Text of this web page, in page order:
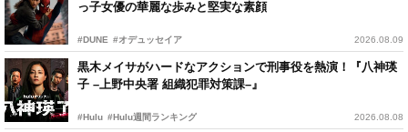
っ子女優の華麗な歩みと堅実な素顔
#DUNE #オデュッセイア 2026.08.09
黒木メイサがハードなアクションで刑事役を熱演！『八神瑛
子 –上野中央署 組織犯罪対策課–』
#Hulu #Hulu週間ランキング 2026.08.08